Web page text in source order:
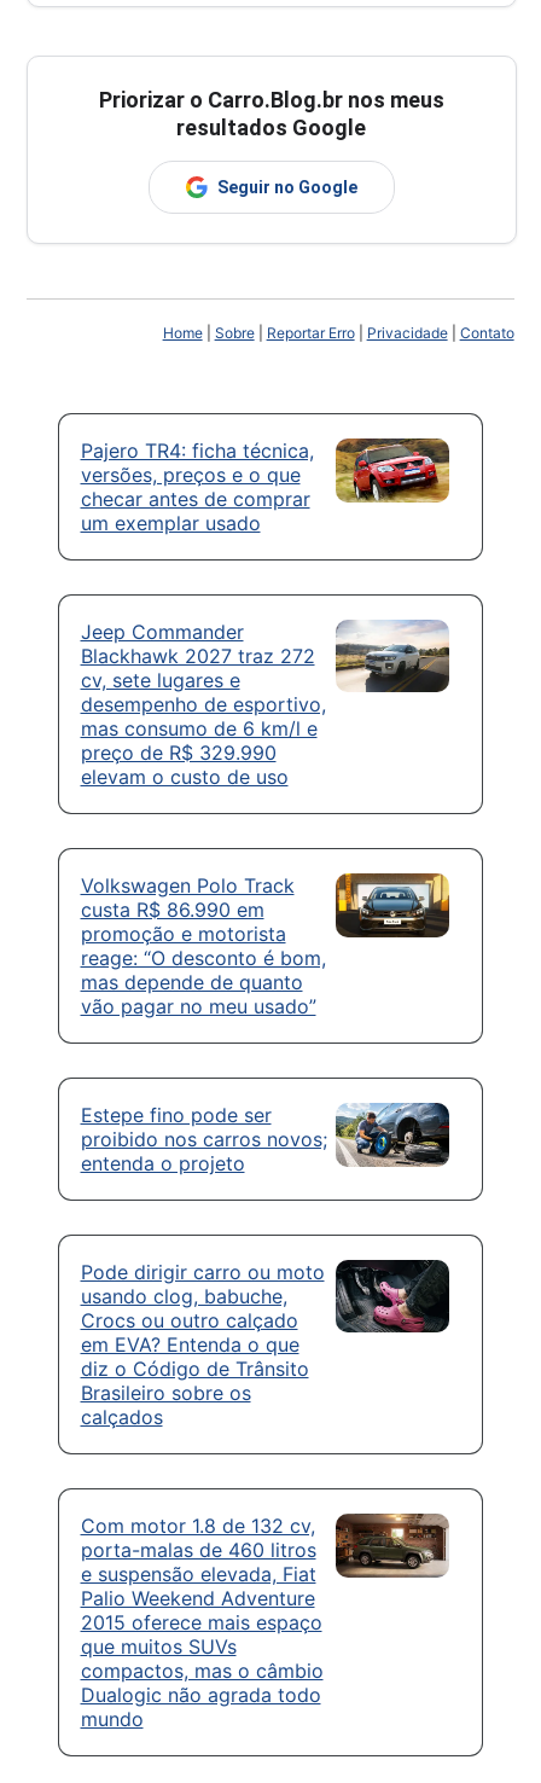
Priorizar o Carro.Blog.br nos meus
resultados Google
Seguir no Google
Home| Sobre| Reportar Erro| Privacidade| Contato
Pajero TR4: ficha técnica,
versões, preços e o que
checar antes de comprar
um exemplar usado
Jeep Commander
Blackhawk 2027 traz 272
cv, sete lugares e
desempenho de esportivo,
mas consumo de 6 km/l e
preço de R$ 329.990
elevam o custo de uso
Volkswagen Polo Track
custa R$ 86.990 em
promoção e motorista
reage: “O desconto é bom,
mas depende de quanto
vão pagar no meu usado”
Estepe fino pode ser
proibido nos carros novos;
entenda o projeto
Pode dirigir carro ou moto
usando clog, babuche,
Crocs ou outro calçado
em EVA? Entenda o que
diz o Código de Trânsito
Brasileiro sobre os
calçados
Com motor 1.8 de 132 cv,
porta-malas de 460 litros
e suspensão elevada, Fiat
Palio Weekend Adventure
2015 oferece mais espaço
que muitos SUVs
compactos, mas o câmbio
Dualogic não agrada todo
mundo